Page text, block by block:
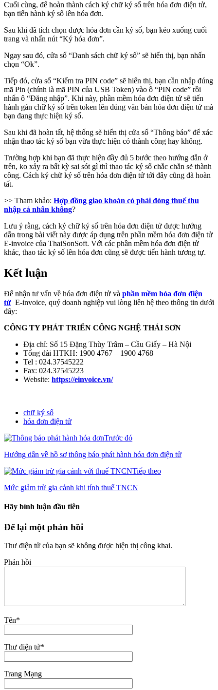
Cuối cùng, để hoàn thành cách ký chữ ký số trên hóa đơn điện tử,
bạn tiến hành ký số lên hóa đơn.
Sau khi đã tích chọn được hóa đơn cần ký số, bạn kéo xuống cuối
trang và nhấn nút “Ký hóa đơn”.
Ngay sau đó, cửa sổ “Danh sách chữ ký số” sẽ hiển thị, bạn nhấn
chọn “Ok”.
Tiếp đó, cửa sổ “Kiểm tra PIN code” sẽ hiển thị, bạn cần nhập đúng
mã Pin (chính là mã PIN của USB Token) vào ô “PIN code” rồi
nhấn ô “Đăng nhập”. Khi này, phần mềm hóa đơn điện tử sẽ tiến
hành gán chữ ký số trên token lên đúng văn bản hóa đơn điện tử mà
bạn đang thực hiện ký số.
Sau khi đã hoàn tất, hệ thống sẽ hiển thị cửa sổ “Thông báo” để xác
nhận thao tác ký số bạn vừa thực hiện có thành công hay không.
Trường hợp khi bạn đã thực hiện đầy đủ 5 bước theo hướng dẫn ở
trên, ko xảy ra bất kỳ sai sót gì thì thao tác ký số chắc chắn sẽ thành
công. Cách ký chữ ký số trên hóa đơn điện tử tới đây cũng đã hoàn
tất.
>> Tham khảo: Hợp đồng giao khoán có phải đóng thuế thu
nhập cá nhân không?
Lưu ý rằng, cách ký chữ ký số trên hóa đơn điện tử được hướng
dẫn trong bài viết này được áp dụng trên phần mềm hóa đơn điện tử
E-invoice của ThaiSonSoft. Với các phần mềm hóa đơn điện tử
khác, thao tác ký số lên hóa đơn cũng sẽ được tiến hành tương tự.
Kết luận
Để nhận tư vấn về hóa đơn điện tử và phần mềm hóa đơn điện
tử E-invoice, quý doanh nghiệp vui lòng liên hệ theo thông tin dưới
đây:
CÔNG TY PHÁT TRIỂN CÔNG NGHỆ THÁI SƠN
Địa chỉ: Số 15 Đặng Thùy Trâm – Cầu Giấy – Hà Nội
Tổng đài HTKH: 1900 4767 – 1900 4768
Tel : 024.37545222
Fax: 024.37545223
Website: https://einvoice.vn/
chữ ký số
hóa đơn điện tử
Trước đó
Hướng dẫn về hồ sơ thông báo phát hành hóa đơn điện tử
Tiếp theo
Mức giảm trừ gia cảnh khi tính thuế TNCN
Hãy bình luận đầu tiên
Để lại một phản hồi
Thư điện tử của bạn sẽ không được hiện thị công khai.
Phản hồi
Tên*
Thư điện tử*
Trang Mạng